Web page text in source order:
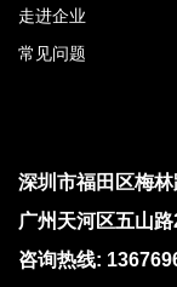
走进企业
常见问题
深圳市福田区梅
广州天河区五山
咨询热线: